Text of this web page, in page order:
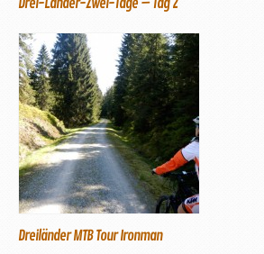
Dreiländer MTB Tour Ironman